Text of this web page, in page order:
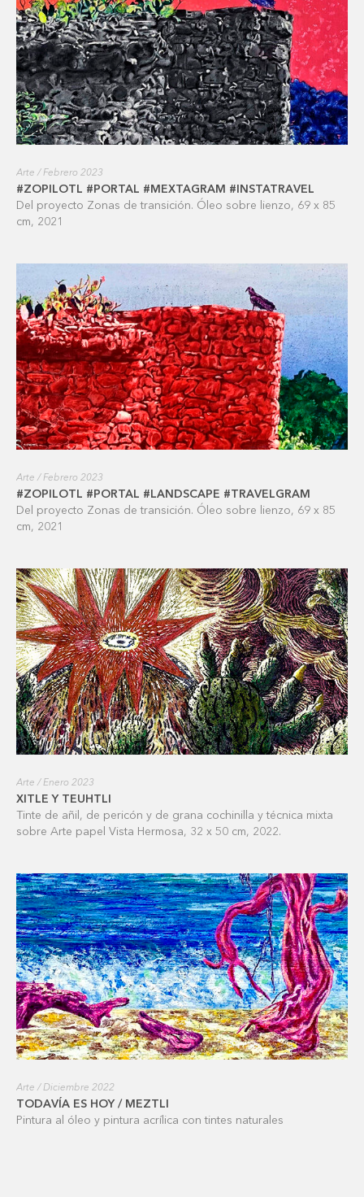
Arte / Febrero 2023
#ZOPILOTL #PORTAL #MEXTAGRAM #INSTATRAVEL
Del proyecto Zonas de transición. Óleo sobre lienzo, 69 x 85
cm, 2021
Arte / Febrero 2023
#ZOPILOTL #PORTAL #LANDSCAPE #TRAVELGRAM
Del proyecto Zonas de transición. Óleo sobre lienzo, 69 x 85
cm, 2021
Arte / Enero 2023
XITLE Y TEUHTLI
Tinte de añil, de pericón y de grana cochinilla y técnica mixta
sobre Arte papel Vista Hermosa, 32 x 50 cm, 2022.
Arte / Diciembre 2022
TODAVÍA ES HOY / MEZTLI
Pintura al óleo y pintura acrílica con tintes naturales